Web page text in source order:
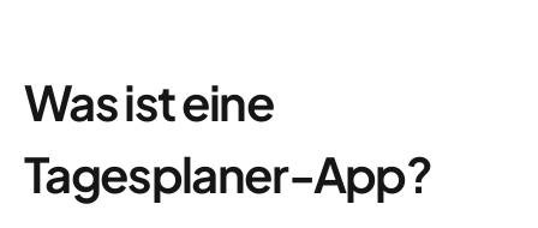
Was ist eine
Tagesplaner-App?